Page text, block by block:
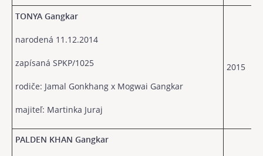
TONYA Gangkar
narodená 11.12.2014
zapísaná SPKP/1025
rodiče: Jamal Gonkhang x Mogwai Gangkar
majiteľ: Martinka Juraj
2015
PALDEN KHAN Gangkar